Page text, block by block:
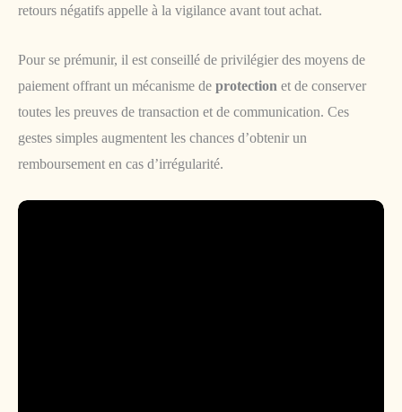
retours négatifs appelle à la vigilance avant tout achat.
Pour se prémunir, il est conseillé de privilégier des moyens de
paiement offrant un mécanisme de protection et de conserver
toutes les preuves de transaction et de communication. Ces
gestes simples augmentent les chances d’obtenir un
remboursement en cas d’irrégularité.